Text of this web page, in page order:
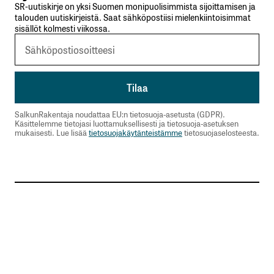
SR-uutiskirje on yksi Suomen monipuolisimmista sijoittamisen ja
talouden uutiskirjeistä. Saat sähköpostiisi mielenkiintoisimmat
sisällöt kolmesti viikossa.
SalkunRakentaja noudattaa EU:n tietosuoja-asetusta (GDPR).
Käsittelemme tietojasi luottamuksellisesti ja tietosuoja-asetuksen
mukaisesti. Lue lisää tietosuojakäytänteistämmetietosuojaselosteesta.